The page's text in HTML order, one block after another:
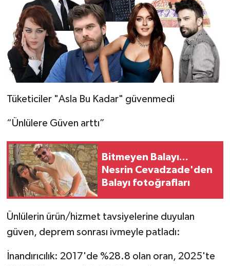
Tüketiciler "Asla Bu Kadar" güvenmedi
“Ünlülere Güven arttı”
Bitmeyen Balayı...
Nesrin Cevadzade'den
Balayı fotoğrafları
Ünlülerin ürün/hizmet tavsiyelerine duyulan
güven, deprem sonrası ivmeyle patladı:
İnandırıcılık: 2017'de %28.8 olan oran, 2025'te